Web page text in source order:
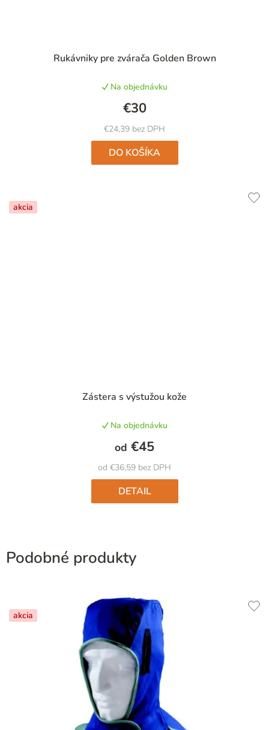
Rukávniky pre zvárača Golden Brown
hodnotenie
je
5,0
z
5
hviezdičiek.
Na objednávku
€24,39 bez DPH
€30
DO KOŠÍKA
akcia
Zástera s výstužou kože
Na objednávku
od €36,59 bez DPH
od €45
DETAIL
Podobné produkty
akcia